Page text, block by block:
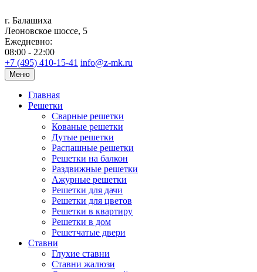
г. Балашиха
Леоновское шоссе, 5
Ежедневно:
08:00 - 22:00
+7 (495) 410-15-41 info@z-mk.ru
Меню
Главная
Решетки
Сварные решетки
Кованые решетки
Дутые решетки
Распашные решетки
Решетки на балкон
Раздвижные решетки
Ажурные решетки
Решетки для дачи
Решетки для цветов
Решетки в квартиру
Решетки в дом
Решетчатые двери
Ставни
Глухие ставни
Ставни жалюзи